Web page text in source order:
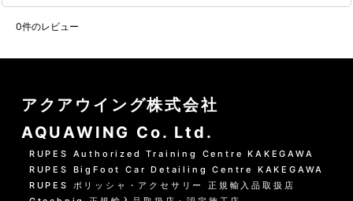
0件のレビュー
アクアウイング株式会社
AQUAWING Co. Ltd.
RUPES Authorized Training Centre KAKEGAWA
RUPES BigFoot Car Detailing Centre KAKEGAWA
RUPES ポリッシャ・アクセサリー 正規輸入品取扱店